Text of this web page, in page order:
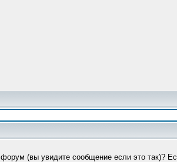
(вы увидите сообщение если это так)?